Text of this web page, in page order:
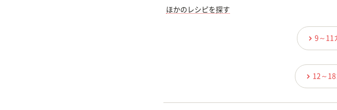
ほかのレシピを探す
9～11
12～